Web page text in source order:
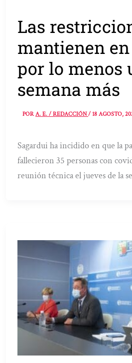
Las
mantienen
por lo menos
semana más
PORA. E. / REDACCIÓN/18 AGOSTO,
Sagardui ha incidido en que la
fallecieron 35 personas con
reunión técnica el jueves de la